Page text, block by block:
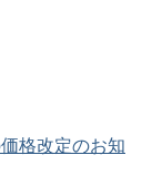
格改定のお知